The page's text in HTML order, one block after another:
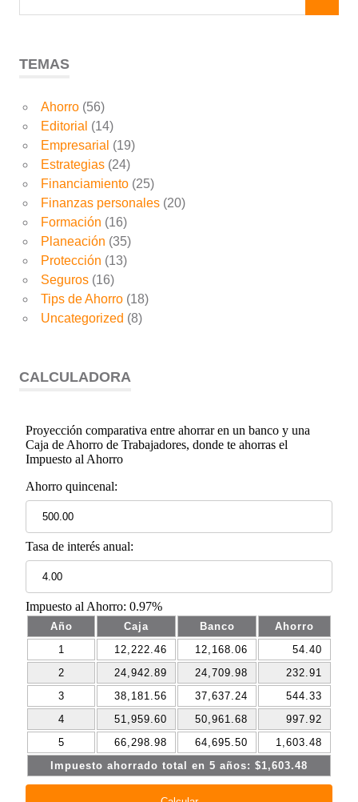
TEMAS
Ahorro(56)
Editorial (14)
Empresarial (19)
Estrategias(24)
Financiamiento(25)
Finanzas personales(20)
Formación (16)
Planeación (35)
Protección (13)
Seguros(16)
Tips de Ahorro(18)
Uncategorized (8)
CALCULADORA